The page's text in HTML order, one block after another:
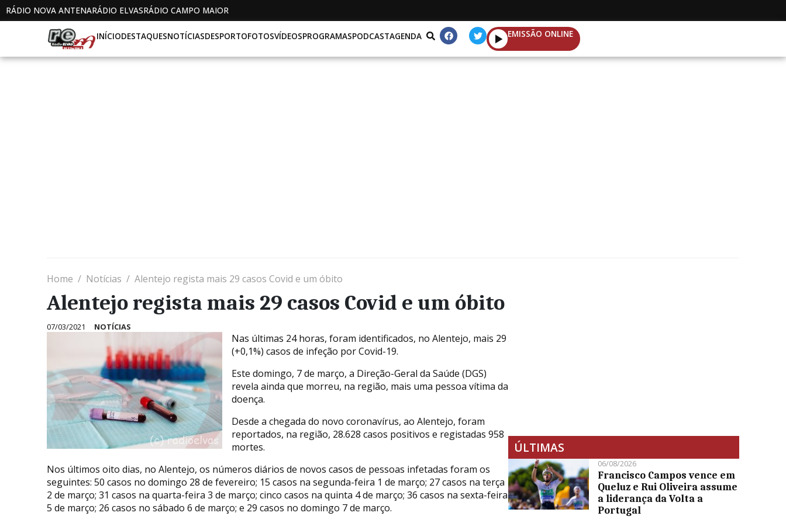
RÁDIO NOVA ANTENARÁDIO ELVASRÁDIO CAMPO MAIOR
INÍCIODESTAQUESNOTÍCIASDESPORTOFOTOSVÍDEOSPROGRAMASPODCASTAGENDA EMISSÃO ONLINE
Home Notícias Alentejo regista mais 29 casos Covid e um óbito
Alentejo regista mais 29 casos Covid e um óbito
07/03/2021 NOTÍCIAS
Nas últimas 24 horas, foram identificados, no Alentejo, mais 29
(+0,1%) casos de infeção por Covid-19.
Este domingo, 7 de março, a Direção-Geral da Saúde (DGS)
revela ainda que morreu, na região, mais uma pessoa vítima da
doença.
Desde a chegada do novo coronavírus, ao Alentejo, foram
reportados, na região, 28.628 casos positivos e registadas 958
mortes.
Nos últimos oito dias, no Alentejo, os números diários de novos casos de pessoas infetadas foram os
seguintes: 50 casos no domingo 28 de fevereiro; 15 casos na segunda-feira 1 de março; 27 casos na terça
2 de março; 31 casos na quarta-feira 3 de março; cinco casos na quinta 4 de março; 36 casos na sexta-feira
5 de março; 26 casos no sábado 6 de março; e 29 casos no domingo 7 de março.
ÚLTIMAS
06/08/2026
Francisco Campos vence em
Queluz e Rui Oliveira assume
a liderança da Volta a
Portugal